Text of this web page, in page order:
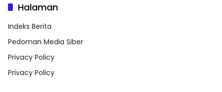
Halaman
Indeks Berita
Pedoman Media Siber
Privacy Policy
Privacy Policy